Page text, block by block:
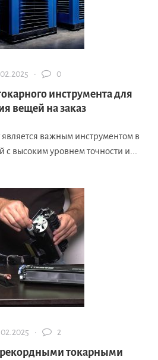
· 0
инструмента для
вещей на заказ
важным инструментом в
с высоким уровнем точности и...
· 2
рекордными токарными